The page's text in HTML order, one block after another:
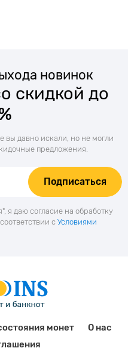
новинок
скидкой до
вы давно искали, но не могли
предложения.
Подписаться
я даю согласие на обработку
с Условиями
монет
О нас